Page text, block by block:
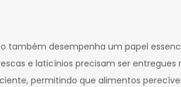
também desempenha um papel
e laticínios precisam ser
permitindo que alimentos